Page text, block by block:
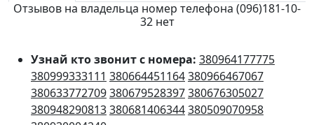
Отзывов на владельца номер телефона (096)181-10-
32 нет
Узнай кто звонит с номера: 380964177775
380999333111 380664451164380966467067
380633772709380679528397380676305027
380948290813380681406344380509070958